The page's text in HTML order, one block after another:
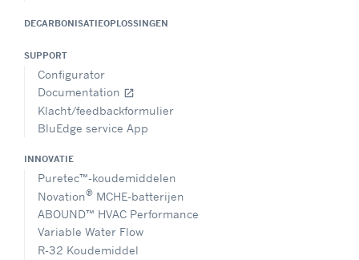
DECARBONISATIEOPLOSSINGEN
SUPPORT
Configurator
Documentation open_in_new
Klacht/feedbackformulier
BluEdge service App
INNOVATIE
Puretec™-koudemiddelen
Novation® MCHE-batterijen
ABOUND™ HVAC Performance
Variable Water Flow
R-32 Koudemiddel